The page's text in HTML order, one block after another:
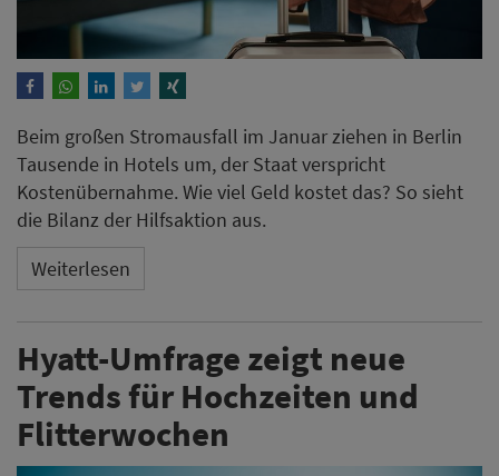
Beim großen Stromausfall im Januar ziehen in Berlin
Tausende in Hotels um, der Staat verspricht
Kostenübernahme. Wie viel Geld kostet das? So sieht
die Bilanz der Hilfsaktion aus.
Weiterlesen
Hyatt-Umfrage zeigt neue
Trends für Hochzeiten und
Flitterwochen